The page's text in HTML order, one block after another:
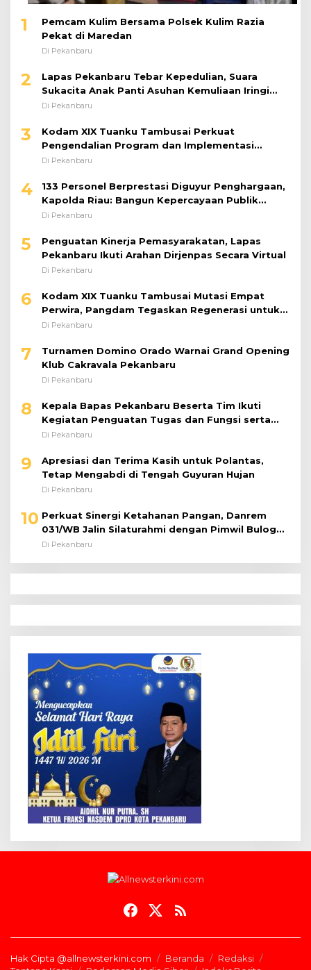
1
Pemcam Kulim Bersama Polsek Kulim Razia
Pekat di Maredan
Di Pekanbaru
2
Lapas Pekanbaru Tebar Kepedulian, Suara
Sukacita Anak Panti Asuhan Kemuliaan Iringi
Bantuan Sosial
Di Pekanbaru
3
Kodam XIX Tuanku Tambusai Perkuat
Pengendalian Program dan Implementasi
Doktrin TNI AD
Di Pekanbaru
4
133 Personel Berprestasi Diguyur Penghargaan,
Kapolda Riau: Bangun Kepercayaan Publik
dengan Karya Nyata
Di Pekanbaru
5
Penguatan Kinerja Pemasyarakatan, Lapas
Pekanbaru Ikuti Arahan Dirjenpas Secara Virtual
Di Pekanbaru
6
Kodam XIX Tuanku Tambusai Mutasi Empat
Perwira, Pangdam Tegaskan Regenerasi untuk
Perkuat Kinerja Satuan
Di Pekanbaru
7
Turnamen Domino Orado Warnai Grand Opening
Klub Cakravala Pekanbaru
Di Pekanbaru
8
Kepala Bapas Pekanbaru Beserta Tim Ikuti
Kegiatan Penguatan Tugas dan Fungsi serta
Paparan Penempatan WBP ke Lapas Terbuka
Di Pekanbaru
9
Apresiasi dan Terima Kasih untuk Polantas,
Tetap Mengabdi di Tengah Guyuran Hujan
Di Pekanbaru
10 Perkuat Sinergi Ketahanan Pangan, Danrem
031/WB Jalin Silaturahmi dengan Pimwil Bulog
Riau dan Kepri
Di Pekanbaru
Hak Cipta @allnewsterkini.com Beranda
Redaksi